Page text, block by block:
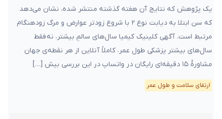
یک پژوهش که نتایج آن هفته‌ گذشته منتشر شده، نشان می‌دهد
که سن ابتلا به دیابت نوع ۲ با شروع زودتر عوارض و مرگ زودهنگام
مرتبط است. آگهی کلینیک کیمیا سال‌های سالمِ بیشتر، نه فقط
سال‌های بیشتر پزشکی طول عمر، کاملاً آنلاین از هر نقطه‌ی جهان
مشاورهٔ ۱۵ دقیقه‌ای رایگان در واتساپ در این بررسی بیش […]
ارتقای سلامت و طول عمر